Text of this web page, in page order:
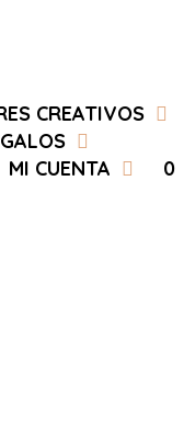
CREATIVOS
MI CUENTA 0